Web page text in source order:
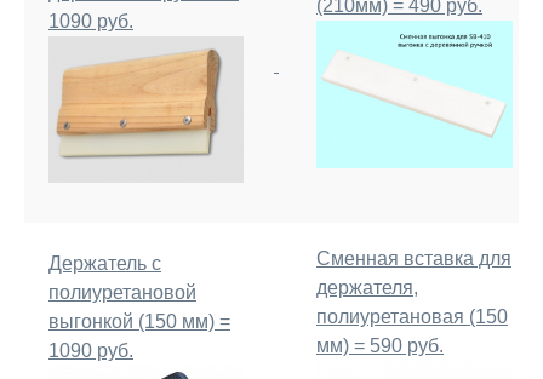
1090 руб.
(210мм) = 490 руб.
Держатель с
полиуретановой
выгонкой (150 мм) =
1090 руб.
Сменная вставка для
держателя,
полиуретановая (150
мм) = 590 руб.